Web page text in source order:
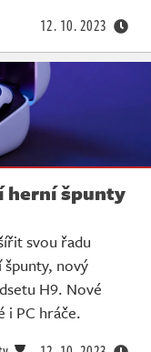
12. 10. 2023
herní špunty
svou řadu
nový
H9. Nové
i PC hráče.